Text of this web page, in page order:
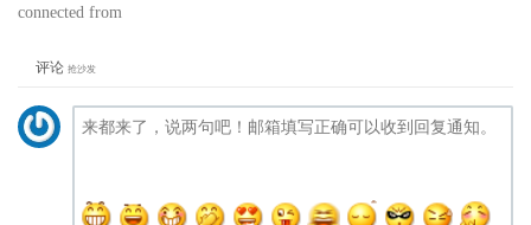
connected from
评论 抢沙发